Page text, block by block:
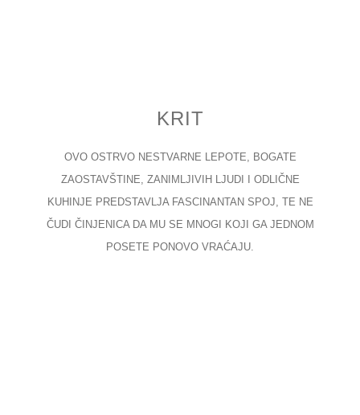
KRIT
OVO OSTRVO NESTVARNE LEPOTE, BOGATE
ZAOSTAVŠTINE, ZANIMLJIVIH LJUDI I ODLIČNE
KUHINJE PREDSTAVLJA FASCINANTAN SPOJ, TE NE
ČUDI ČINJENICA DA MU SE MNOGI KOJI GA JEDNOM
POSETE PONOVO VRAĆAJU.